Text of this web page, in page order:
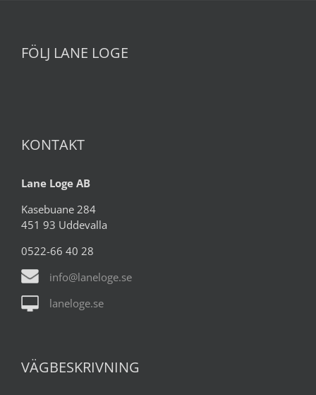
FÖLJ LANE LOGE
KONTAKT
Lane Loge AB
Kasebuane 284
451 93 Uddevalla
0522-66 40 28
info@laneloge.se
laneloge.se
VÄGBESKRIVNING